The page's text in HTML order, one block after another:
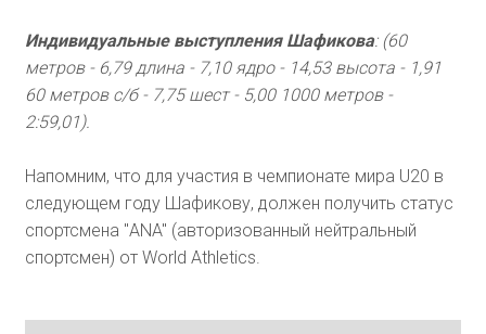
Индивидуальные выступления Шафикова: (60
метров - 6,79 длина - 7,10 ядро - 14,53 высота - 1,91
60 метров с/б - 7,75 шест - 5,00 1000 метров -
2:59,01).
Напомним, что для участия в чемпионате мира U20 в
следующем году Шафикову, должен получить статус
спортсмена "ANA" (авторизованный нейтральный
спортсмен) от World Athletics.